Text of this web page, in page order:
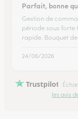
Parfait, bonne
Gestion de
période sous forte
rapide. Bouquet
24/06/2026
Trustpilot
les avis